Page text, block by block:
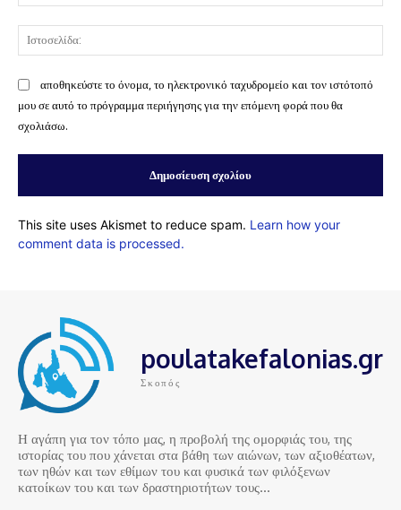
αποθηκεύστε το όνομα, το ηλεκτρονικό ταχυδρομείο και τον ιστότοπό
μου σε αυτό το πρόγραμμα περιήγησης για την επόμενη φορά που θα
σχολιάσω.
This site uses Akismet to reduce spam. Learn how your
comment data is processed.
poulatakefalonias.gr
Σκοπός
Η αγάπη για τον τόπο μας, η προβολή της ομορφιάς του, της
ιστορίας του που χάνεται στα βάθη των αιώνων, των αξιοθέατων,
των ηθών και των εθίμων του και φυσικά των φιλόξενων
κατοίκων του και των δραστηριοτήτων τους…